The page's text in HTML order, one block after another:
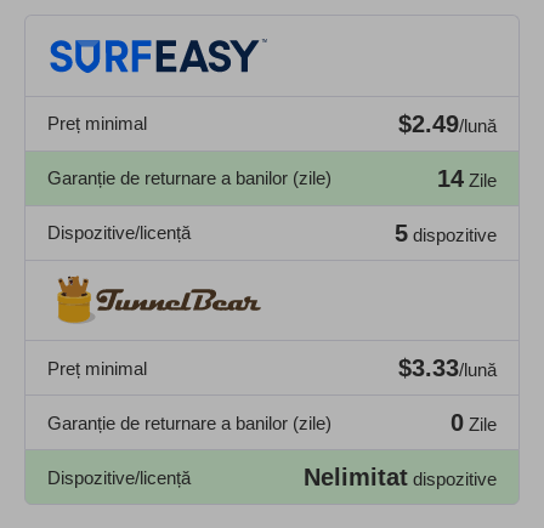
Preț minimal $2.49/lună
Garanție de returnare a banilor (zile) 14 Zile
Dispozitive/licență 5 dispozitive
Preț minimal $3.33/lună
Garanție de returnare a banilor (zile) 0 Zile
Dispozitive/licență Nelimitat dispozitive